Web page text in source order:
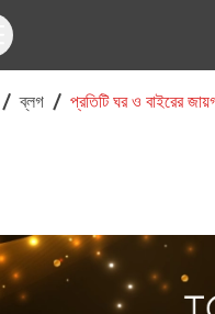
ব্লগ প্রতিটি ঘর ও বাইরের